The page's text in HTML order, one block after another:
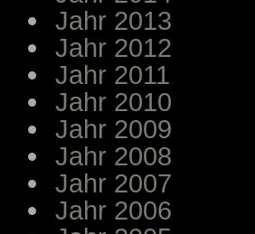
Jahr 2013
Jahr 2012
Jahr 2011
Jahr 2010
Jahr 2009
Jahr 2008
Jahr 2007
Jahr 2006